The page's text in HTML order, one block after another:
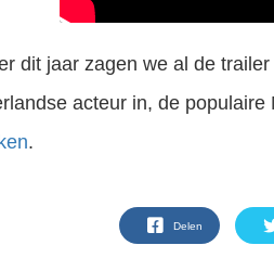
dit jaar zagen we al de
acteur in, de
.
Delen